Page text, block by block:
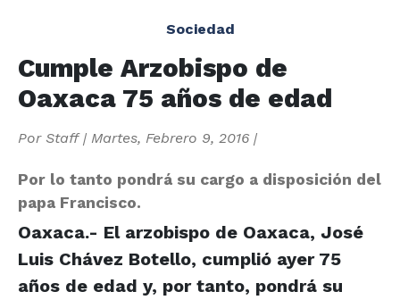
Sociedad
Cumple Arzobispo de
Oaxaca 75 años de edad
Por Staff| Martes, Febrero 9, 2016 |
Por lo tanto pondrá su cargo a disposición del
papa Francisco.
Oaxaca.- El arzobispo de Oaxaca, José
Luis Chávez Botello, cumplió ayer 75
años de edad y, por tanto, pondrá su